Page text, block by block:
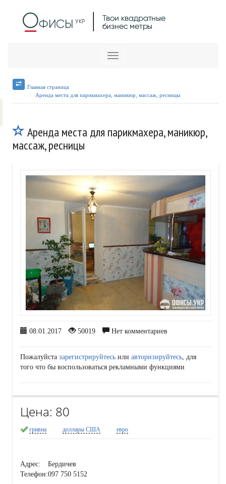
Меню
Главная страница
Аренда места для парикмахера, маникюр, массаж, ресницы
Аренда места для парикмахера, маникюр,
массаж, ресницы
08.01.2017 50019 Нет комментариев
Пожалуйста зарегистрируйтесь или авторизируйтесь, для
того что бы воспользоваться рекламными функциями
Цена: 80
гривна доллары США евро
Адрес:
Бердичев
Телефон:097 750 5152